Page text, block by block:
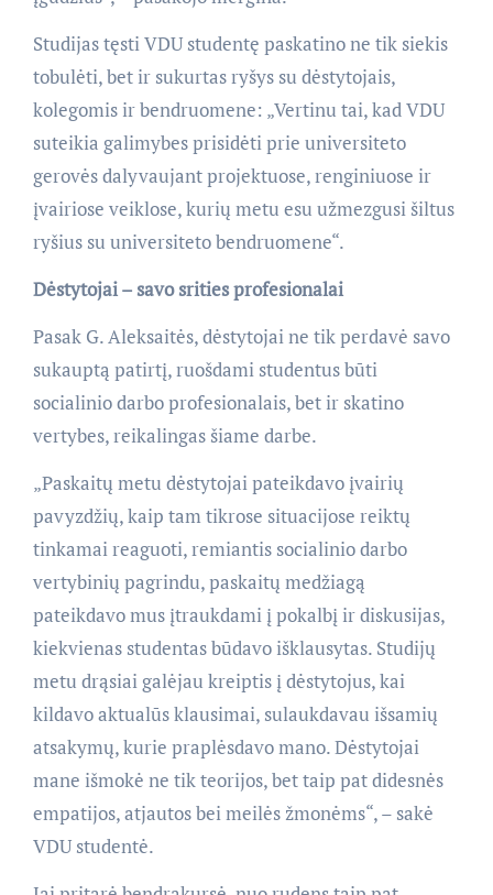
Studijas tęsti VDU studentę paskatino ne tik siekis
tobulėti, bet ir sukurtas ryšys su dėstytojais,
kolegomis ir bendruomene: „Vertinu tai, kad VDU
suteikia galimybes prisidėti prie universiteto
gerovės dalyvaujant projektuose, renginiuose ir
įvairiose veiklose, kurių metu esu užmezgusi šiltus
ryšius su universiteto bendruomene“.
Dėstytojai – savo srities profesionalai
Pasak G. Aleksaitės, dėstytojai ne tik perdavė savo
sukauptą patirtį, ruošdami studentus būti
socialinio darbo profesionalais, bet ir skatino
vertybes, reikalingas šiame darbe.
„Paskaitų metu dėstytojai pateikdavo įvairių
pavyzdžių, kaip tam tikrose situacijose reiktų
tinkamai reaguoti, remiantis socialinio darbo
vertybinių pagrindu, paskaitų medžiagą
pateikdavo mus įtraukdami į pokalbį ir diskusijas,
kiekvienas studentas būdavo išklausytas. Studijų
metu drąsiai galėjau kreiptis į dėstytojus, kai
kildavo aktualūs klausimai, sulaukdavau išsamių
atsakymų, kurie praplėsdavo mano. Dėstytojai
mane išmokė ne tik teorijos, bet taip pat didesnės
empatijos, atjautos bei meilės žmonėms“, – sakė
VDU studentė.